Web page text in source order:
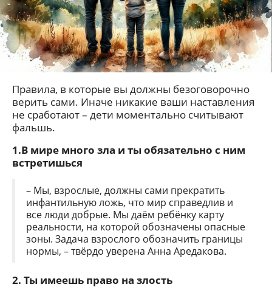
Правила, в которые вы должны безоговорочно
верить сами. Иначе никакие ваши наставления
не сработают – дети моментально считывают
фальшь.
1.В мире много зла и ты обязательно с ним
встретишься
– Мы, взрослые, должны сами прекратить
инфантильную ложь, что мир справедлив и
все люди добрые. Мы даём ребёнку карту
реальности, на которой обозначены опасные
зоны. Задача взрослого обозначить границы
нормы, – твёрдо уверена Анна Аредакова.
2. Ты имеешь право на злость